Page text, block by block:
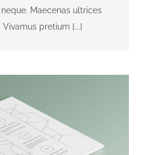
Maecenas ultrices
pretium [...]